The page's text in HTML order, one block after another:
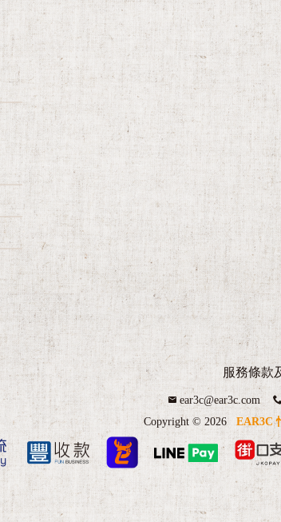
服務條款
ear3c@ear3c.com
Copyright © 2026 EAR3C